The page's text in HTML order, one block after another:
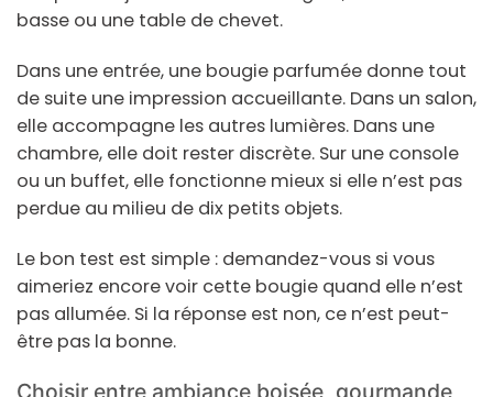
basse ou une table de chevet.
Dans une entrée, une bougie parfumée donne tout
de suite une impression accueillante. Dans un salon,
elle accompagne les autres lumières. Dans une
chambre, elle doit rester discrète. Sur une console
ou un buffet, elle fonctionne mieux si elle n’est pas
perdue au milieu de dix petits objets.
Le bon test est simple : demandez-vous si vous
aimeriez encore voir cette bougie quand elle n’est
pas allumée. Si la réponse est non, ce n’est peut-
être pas la bonne.
Choisir entre ambiance boisée, gourmande